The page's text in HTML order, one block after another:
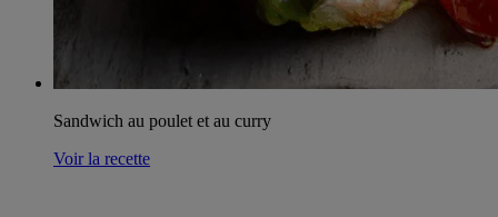
Sandwich au poulet et au curry
Voir la recette